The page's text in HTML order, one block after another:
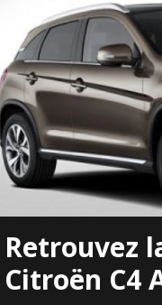
Retrouvez
Citroën C4